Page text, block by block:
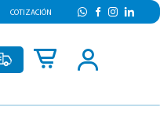
COTIZACIÓN